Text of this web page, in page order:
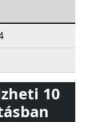
10